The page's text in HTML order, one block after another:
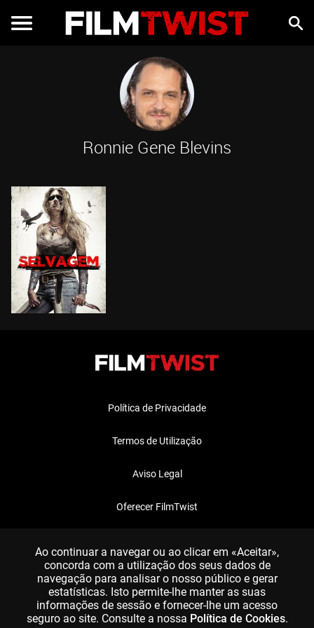
Ronnie Gene Blevins
Política de Privacidade
Termos de Utilização
Aviso Legal
Oferecer FilmTwist
Ao continuar a navegar ou ao clicar em «Aceitar»,
concorda com a utilização dos seus dados de
navegação para analisar o nosso público e gerar
estatísticas. Isto permite-lhe manter as suas
informações de sessão e fornecer-lhe um acesso
seguro ao site. Consulte a nossa Política de Cookies.